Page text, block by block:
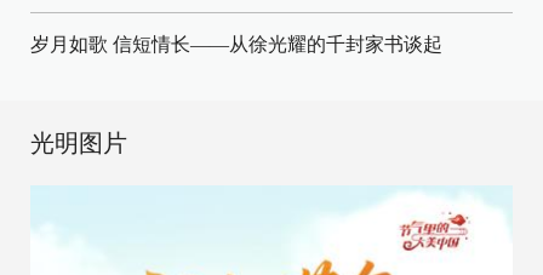
岁月如歌 信短情长——从徐光耀的千封家书谈起
光明图片